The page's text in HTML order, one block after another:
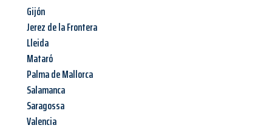
Gijón
Jerez de la Frontera
Lleida
Mataró
Palma de Mallorca
Salamanca
Saragossa
Valencia